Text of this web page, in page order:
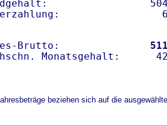
Brutto:
beziehen sich auf die